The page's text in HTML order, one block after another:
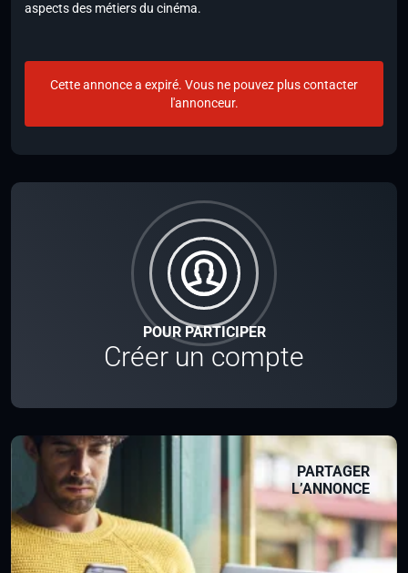
POUR PARTICIPER
Créer un compte
PARTAGER
L’ANNONCE
aspects des métiers du cinéma.
Cette annonce a expiré. Vous ne pouvez plus contacter
l'annonceur.